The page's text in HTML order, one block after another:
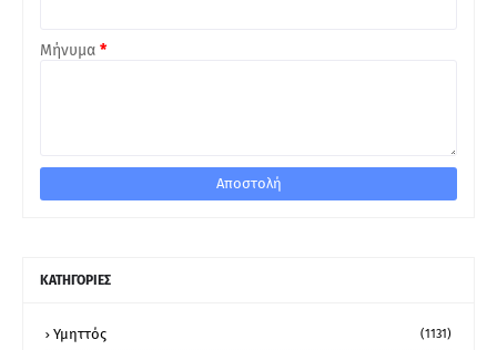
Μήνυμα *
ΚΑΤΗΓΟΡΙΕΣ
Υμηττός (1131)